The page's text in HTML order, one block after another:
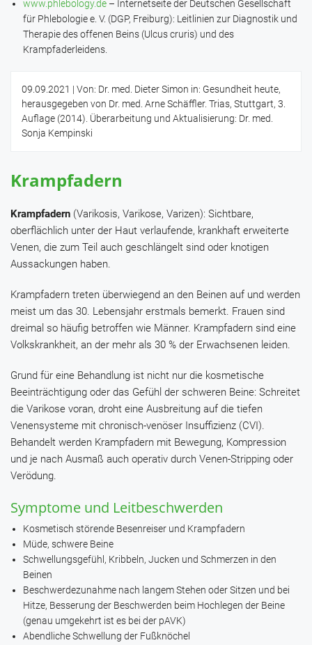
www.phlebology.de– Internetseite der Deutschen Gesellschaft
für Phlebologie e. V. (DGP, Freiburg): Leitlinien zur Diagnostik und
Therapie des offenen Beins (Ulcus cruris) und des
Krampfaderleidens.
09.09.2021 | Von: Dr. med. Dieter Simon in: Gesundheit heute,
herausgegeben von Dr. med. Arne Schäffler. Trias, Stuttgart, 3.
Auflage (2014). Überarbeitung und Aktualisierung: Dr. med.
Sonja Kempinski
Krampfadern
Krampfadern (Varikosis, Varikose, Varizen): Sichtbare,
oberflächlich unter der Haut verlaufende, krankhaft erweiterte
Venen, die zum Teil auch geschlängelt sind oder knotigen
Aussackungen haben.
Krampfadern treten überwiegend an den Beinen auf und werden
meist um das 30. Lebensjahr erstmals bemerkt. Frauen sind
dreimal so häufig betroffen wie Männer. Krampfadern sind eine
Volkskrankheit, an der mehr als 30 % der Erwachsenen leiden.
Grund für eine Behandlung ist nicht nur die kosmetische
Beeinträchtigung oder das Gefühl der schweren Beine: Schreitet
die Varikose voran, droht eine Ausbreitung auf die tiefen
Venensysteme mit chronisch-venöser Insuffizienz (CVI).
Behandelt werden Krampfadern mit Bewegung, Kompression
und je nach Ausmaß auch operativ durch Venen-Stripping oder
Verödung.
Symptome und Leitbeschwerden
Kosmetisch störende Besenreiser und Krampfadern
Müde, schwere Beine
Schwellungsgefühl, Kribbeln, Jucken und Schmerzen in den
Beinen
Beschwerdezunahme nach langem Stehen oder Sitzen und bei
Hitze, Besserung der Beschwerden beim Hochlegen der Beine
(genau umgekehrt ist es bei der pAVK)
Abendliche Schwellung der Fußknöchel